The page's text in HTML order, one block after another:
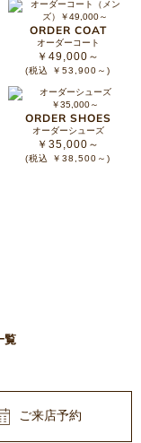
ORDER COAT
オーダーコート
￥49,000～
(税込 ￥53,900～)
ORDER SHOES
オーダーシューズ
￥35,000～
(税込 ￥38,500～)
覧
ご来店予約